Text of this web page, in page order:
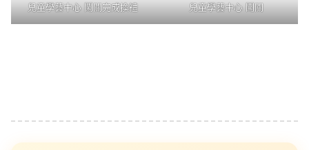
兒童學藝中心 闖關完成換禮 兒童學藝中心 闖關